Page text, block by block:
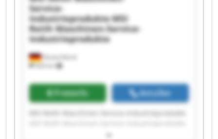
Deutschland
503 km
Service-
IndustrieprodukteMSI
Reith Maschinen-Service-
Industrieprodukte
Preisinfo Anrufen
MSI Reith Maschinen-Service-Industrieprodukte